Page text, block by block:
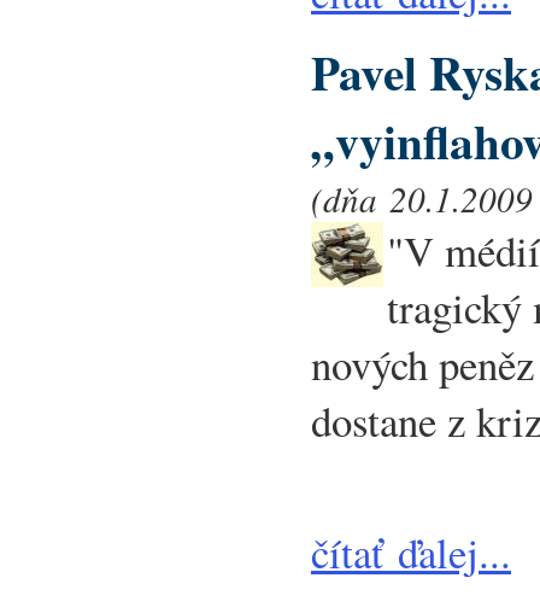
Pavel
(dňa
"V
tragický
nových
dostane z
čítať ďalej...